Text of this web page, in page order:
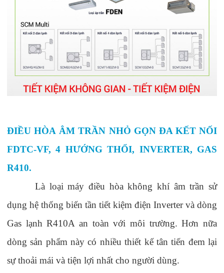
ĐIỀU HÒA ÂM TRẦN NHỎ GỌN ĐA KẾT NỐI
FDTC-VF,4 HƯỚNG THỔI, INVERTER, GAS
R410.
Là loại máy điều hòa không khí âm trần sử
dụng hệ thống biến tần tiết kiệm điện Inverter và dòng
Gas lạnh R410A an toàn với môi trường. Hơn nữa
dòng sản phẩm này có nhiều thiết kế tân tiến đem lại
sự thoải mái và tiện lợi nhất cho người dùng.